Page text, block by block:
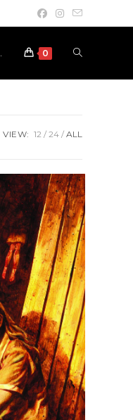
0 Toggle
VIEW: 12 24 ALL